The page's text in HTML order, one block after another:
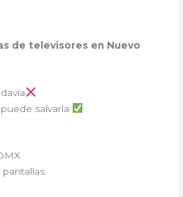
de televisores en Nuevo
salvarla